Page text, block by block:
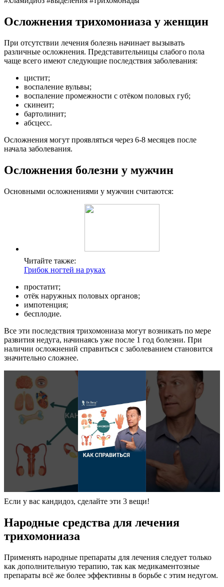
Осложнения трихомониаза у женщин
При отсутствии лечения болезнь начинает вызывать
различные осложнения. Представительницы слабого пола
чаще всего имеют следующие последствия заболевания:
цистит;
воспаление вульвы;
воспаление промежности с отёком половых губ;
скинеит;
бартолинит;
абсцесс.
Осложнения могут проявляться через 6-8 месяцев после
начала заболевания.
Осложнения болезни у мужчин
Основными осложнениями у мужчин считаются:
Читайте также:
Грибок ногтей на руках
простатит;
отёк наружных половых органов;
импотенция;
бесплодие.
Все эти последствия трихомониаза могут возникать по мере
развития недуга, начинаясь уже после 1 год болезни. При
наличии осложнений справиться с заболеванием становится
значительно сложнее.
Если у вас кандидоз, сделайте эти 3 вещи!
Народные средства для лечения
трихомониаза
Применять народные препараты для лечения следует только
как дополнительную терапию, так как медикаментозные
препараты всё же более эффективны в борьбе с этим недугом.